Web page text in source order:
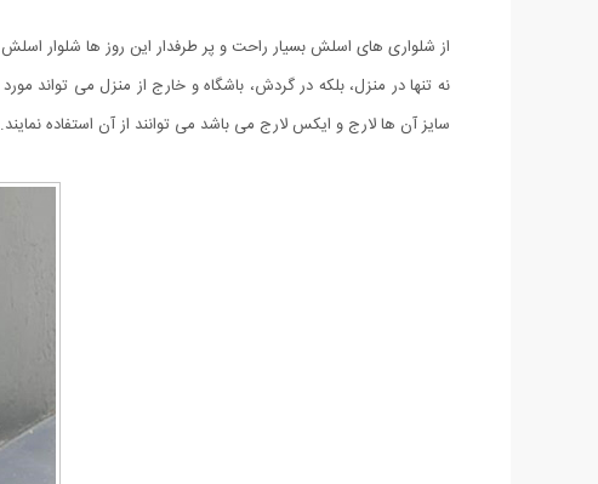
سایز آن ها لارج و ایکس لارج می باشد می توانند از آن استفاده نمایند.